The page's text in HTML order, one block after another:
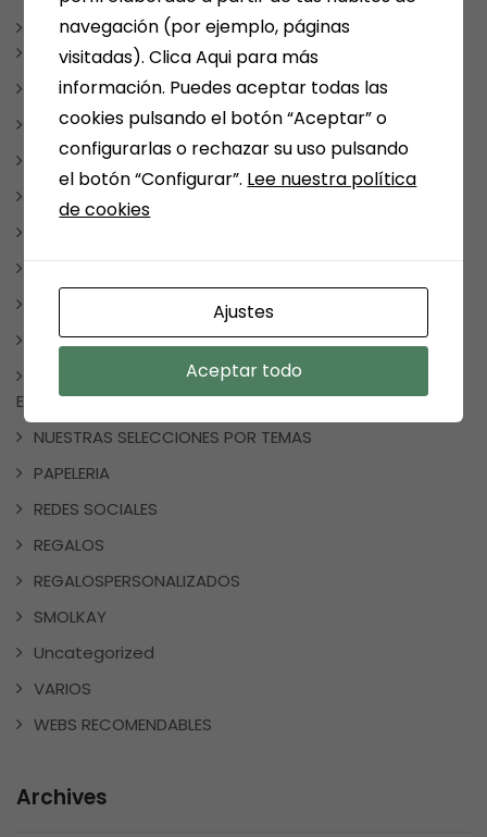
LIBROS
CUADERNOS DE VACACIONES
LIBROS DE COCINA
LIBROS DE TEXTO
LIBROS INFANTILES Y JUVENILES
LITERATURA FANTÁSTICA
MANGA Y COMIC
MEDINA DEL CAMPO
NOTICIAS, FRASES, CURIOSIDADES, EVENTOS, DÍAS
ESPECIALES
NUESTRAS SELECCIONES POR TEMAS
PAPELERIA
REDES SOCIALES
REGALOS
REGALOSPERSONALIZADOS
SMOLKAY
Uncategorized
VARIOS
WEBS RECOMENDABLES
Archives
navegación (por ejemplo, páginas
visitadas). Clica Aqui para más
información. Puedes aceptar todas las
cookies pulsando el botón “Aceptar” o
configurarlas o rechazar su uso pulsando
el botón “Configurar”. Lee nuestra política
de cookies
Ajustes
Aceptar todo